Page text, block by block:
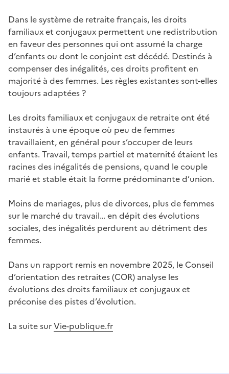
Dans le système de retraite français, les droits
familiaux et conjugaux permettent une redistribution
en faveur des personnes qui ont assumé la charge
d’enfants ou dont le conjoint est décédé. Destinés à
compenser des inégalités, ces droits profitent en
majorité à des femmes. Les règles existantes sont-elles
toujours adaptées ?
Les droits familiaux et conjugaux de retraite ont été
instaurés à une époque où peu de femmes
travaillaient, en général pour s’occuper de leurs
enfants. Travail, temps partiel et maternité étaient les
racines des inégalités de pensions, quand le couple
marié et stable était la forme prédominante d’union.
Moins de mariages, plus de divorces, plus de femmes
sur le marché du travail… en dépit des évolutions
sociales, des inégalités perdurent au détriment des
femmes.
Dans un rapport remis en novembre 2025, le Conseil
d’orientation des retraites (COR) analyse les
évolutions des droits familiaux et conjugaux et
préconise des pistes d’évolution.
La suite surVie-publique.fr